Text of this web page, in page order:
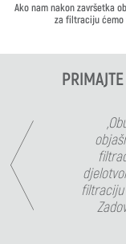
Ako nam nakon završetka
za filtraciju ćemo
filtraciju